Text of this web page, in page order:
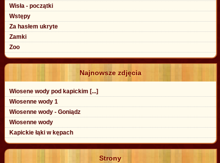
Wisła - początki
Wstępy
Za hasłem ukryte
Zamki
Zoo
Najnowsze zdjęcia
Wiosene wody pod kapickim [...]
Wiosenne wody 1
Wiosenne wody - Goniądz
Wiosenne wody
Kapickie łąki w kępach
Strony